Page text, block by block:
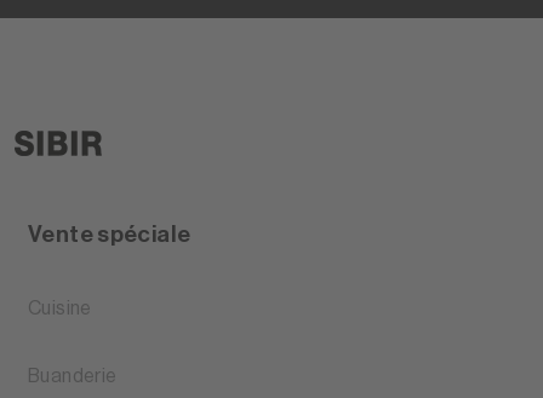
Vente spéciale
Cuisine
Buanderie